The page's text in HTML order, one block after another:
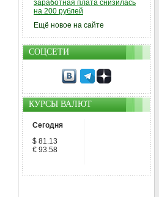
заработная плата снизилась
на 200 рублей
Ещё новое на сайте
СОЦСЕТИ
КУРСЫ ВАЛЮТ
Сегодня
$ 81.13
€ 93.58